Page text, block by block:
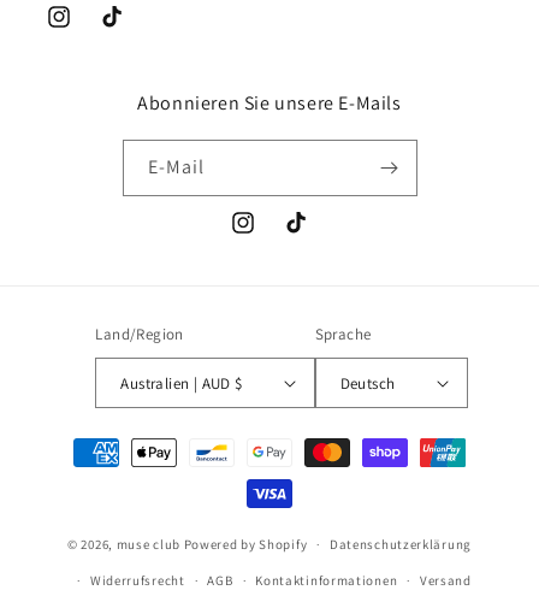
InstagramTikTok
Abonnieren Sie unsere E-Mails
E-Mail
InstagramTikTok
Land/Region
Australien | AUD $
Sprache
Deutsch
Zahlungsmethoden
© 2026, muse club Powered by Shopify Datenschutzerklärung
Widerrufsrecht AGB Kontaktinformationen Versand
Rasamee Leamma aus United
Qualität absolut atemberaubend,